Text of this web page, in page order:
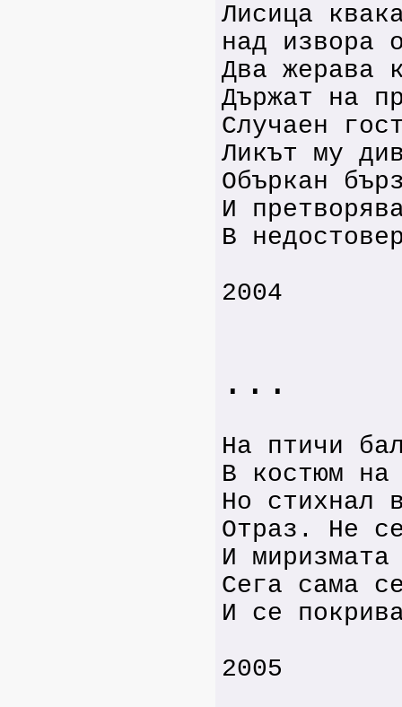
Лисица
над извора
Два жерава
Държат на
Случаен
Ликът му
Объркан
И
В
2004
...
На птичи
В костюм на
Но стихнал
Отраз. Не
И
Сега сама
И се
2005